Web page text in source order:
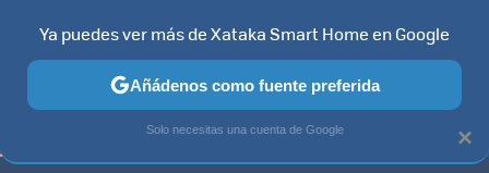
TELEVISORES CONTENIDOS SMART TV SELECCIÓN
×
Ya puedes ver más de Xataka Smart Home en Google
Añádenos como fuente preferida
Solo necesitas una cuenta de Google